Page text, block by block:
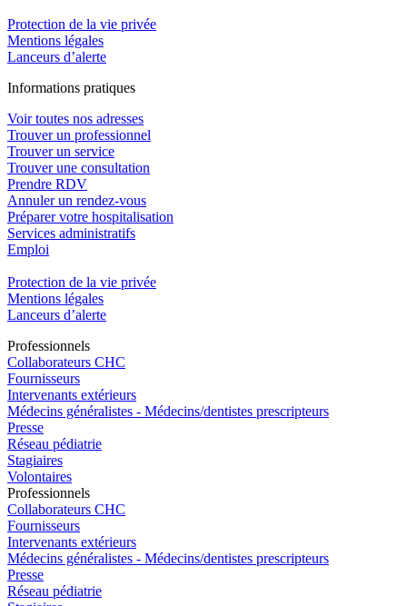
Protection de la vie privée
Mentions légales
Lanceurs d’alerte
Informations pratiques
Voir toutes nos adresses
Trouver un professionnel
Trouver un service
Trouver une consultation
Prendre RDV
Annuler un rendez-vous
Préparer votre hospitalisation
Services administratifs
Emploi​
Protection de la vie privée
Mentions légales
Lanceurs d’alerte
Professionnels
Collaborateurs CHC
Fournisseurs
Intervenants extérieurs
Médecins généralistes - Médecins/dentistes prescripteurs
Presse
Réseau pédiatrie
Stagiaires
Volontaires
Professionnels
Collaborateurs CHC
Fournisseurs
Intervenants extérieurs
Médecins généralistes - Médecins/dentistes prescripteurs
Presse
Réseau pédiatrie